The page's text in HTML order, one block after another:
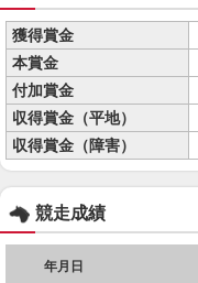
獲得賞金
本賞金
付加賞金
収得賞金（平地）
収得賞金（障害）
競走成績
年月日